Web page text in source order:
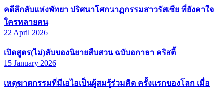
คดีลึกลับแห่งพัทยา ปริศนาโศกนาฏกรรมสาวรัสเซีย ที่ยังคาใจ
ใครหลายคน
22 April 2026
เปิดสูตร(ไม่)ลับของนิยายสืบสวน ฉบับอกาธา คริสตี้
15 January 2026
เหตุฆาตกรรมที่มีเอไอเป็นผู้สมรู้ร่วมคิด ครั้งแรกของโลก เมื่อ